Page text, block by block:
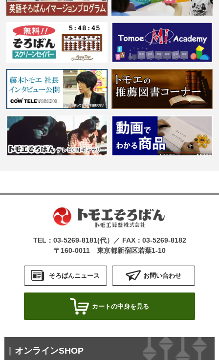
TEL： 03-5269-8181(代）／ FAX：03-5269-8182
〒160-0011 東京都新宿区若葉1-10
そろばんニュース お問い合わせ
カートの中身を見る
オンラインSHOP